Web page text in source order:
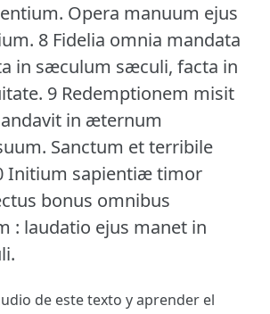
Opera manuum ejus
8 Fidelia omnia mandata
in sæculum sæculi, facta in
9 Redemptionem misit
in æternum
Sanctum et terribile
Initium sapientiæ timor
bonus omnibus
: laudatio ejus manet in
de este texto y aprender el